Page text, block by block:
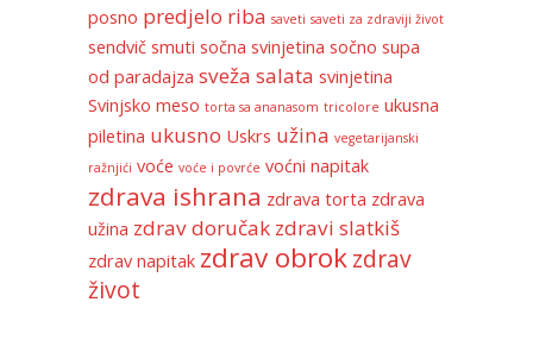
posno predjelo riba saveti saveti za zdraviji život
sendvič smuti sočna svinjetina sočno supa
od paradajza sveža salata svinjetina
Svinjsko meso torta sa ananasom tricolore ukusna
piletina ukusno Uskrs užina vegetarijanski
ražnjići voće voće i povrće voćni napitak
zdrava ishrana zdrava torta zdrava
užina zdrav doručak zdravi slatkiš
zdrav napitak zdrav obrokzdrav
život